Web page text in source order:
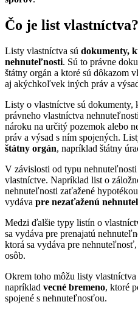
Čo je list vlastníctva?
Listy vlastníctva sú dokumenty,
nehnuteľnosti. Sú to právne
štátny orgán a ktoré sú dôkazom
aj akýchkoľvek iných práv a
Listy o vlastníctve sú dokumenty,
právneho vlastníctva
nároku na určitý pozemok alebo
práv a výsad s ním spojených.
štátny orgán, napríklad štátny
V závislosti od typu
vlastníctve. Napríklad list o
nehnuteľnosti zaťažené
vydáva pre nezaťaženú
Medzi ďalšie typy listín o
sa vydáva pre prenajatú
ktorá sa vydáva pre
osôb.
Okrem toho môžu listy
napríklad vecné bremeno, ktoré
spojené s nehnuteľnosťou.